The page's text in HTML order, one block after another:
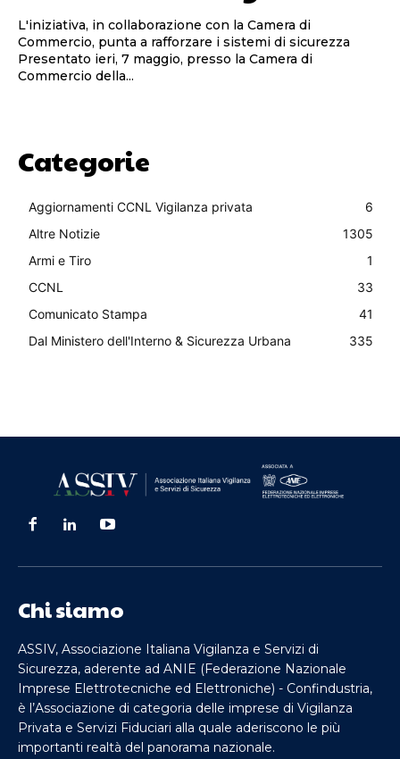
L'iniziativa, in collaborazione con la Camera di
Commercio, punta a rafforzare i sistemi di sicurezza
Presentato ieri, 7 maggio, presso la Camera di
Commercio della...
Categorie
Aggiornamenti CCNL Vigilanza privata
6
Altre Notizie
1305
Armi e Tiro
1
CCNL
33
Comunicato Stampa
41
Dal Ministero dell'Interno & Sicurezza Urbana
335
Chi siamo
ASSIV, Associazione Italiana Vigilanza e Servizi di
Sicurezza, aderente ad ANIE (Federazione Nazionale
Imprese Elettrotecniche ed Elettroniche) - Confindustria,
è l’Associazione di categoria delle imprese di Vigilanza
Privata e Servizi Fiduciari alla quale aderiscono le più
importanti realtà del panorama nazionale.